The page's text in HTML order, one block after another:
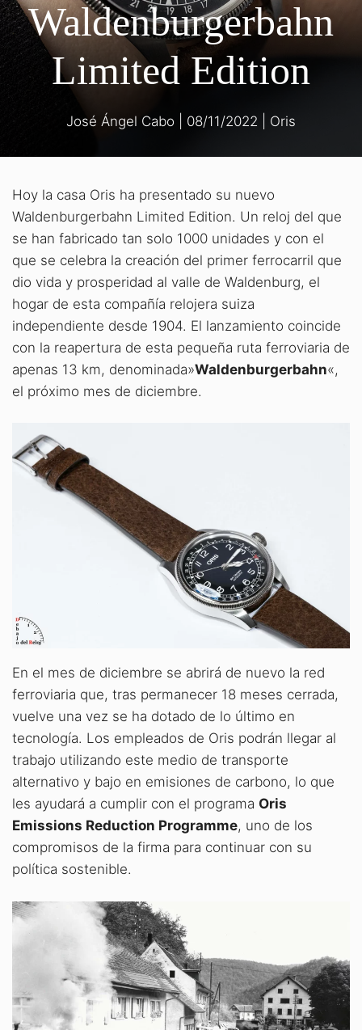
Waldenburgerbahn
Limited Edition
José Ángel Cabo 08/11/2022 Oris
Hoy la casa Oris ha presentado su nuevo
Waldenburgerbahn Limited Edition. Un reloj del que
se han fabricado tan solo 1000 unidades y con el
que se celebra la creación del primer ferrocarril que
dio vida y prosperidad al valle de Waldenburg, el
hogar de esta compañía relojera suiza
independiente desde 1904. El lanzamiento coincide
con la reapertura de esta pequeña ruta ferroviaria de
apenas 13 km, denominada»Waldenburgerbahn«,
el próximo mes de diciembre.
En el mes de diciembre se abrirá de nuevo la red
ferroviaria que, tras permanecer 18 meses cerrada,
vuelve una vez se ha dotado de lo último en
tecnología. Los empleados de Oris podrán llegar al
trabajo utilizando este medio de transporte
alternativo y bajo en emisiones de carbono, lo que
les ayudará a cumplir con el programa Oris
Emissions Reduction Programme, uno de los
compromisos de la firma para continuar con su
política sostenible.